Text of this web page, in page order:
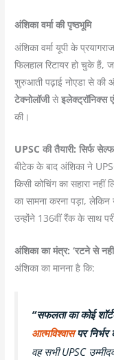
अंशिका वर्मा की पृष्ठभूमि
अंशिका वर्मा यूपी के
फिलहाल रिटायर हो चुके हैं,
शुरुआती पढ़ाई नोएडा से
टेक्नोलॉजीसेइलेक्ट्रॉनिक्स
की।
UPSC की तैयारी: सिर्फ
बीटेक के बाद अंशिका ने
किसी कोचिंग का सहारा
का सामना करना पड़ा, लेकिन
उन्होंने 136वीं रैंक के साथ
अंशिका का मंत्र: ‘रटने से
अंशिका का मानना है कि:
“सफलता का कोई
आत्मविश्वासपर
वह सभी UPSC